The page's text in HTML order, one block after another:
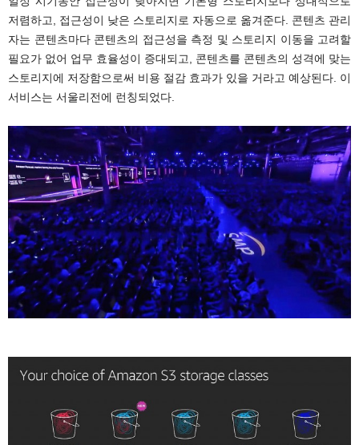
저렴하고, 접근성이 낮은 스토리지로 자동으로 옮겨준다. 콘텐츠 관리
자는 콘텐츠마다 콘텐츠의 접근성을 측정 및 스토리지 이동을 고려할
필요가 없어 업무 효율성이 증대되고, 콘텐츠를 콘텐츠의 성격에 맞는
스토리지에 저장함으로써 비용 절감 효과가 있을 거라고 예상된다. 이
서비스는 서울리전에 런칭되었다.